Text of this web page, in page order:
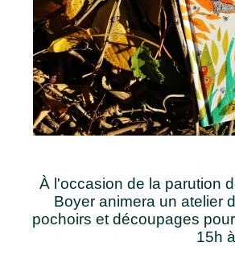
À l'occasion de la parution
Boyer animera un atelier
pochoirs et découpages
15h